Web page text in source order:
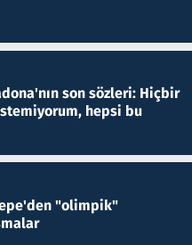
son sözleri: Hiçbir
hepsi bu
"olimpik"